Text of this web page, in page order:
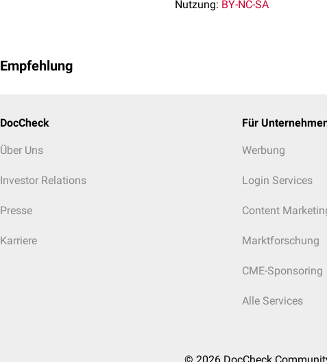
Nutzung: BY-NC-SA
Empfehlung
DocCheck
Über Uns
Investor Relations
Presse
Karriere
Für
Werbung
Login Services
Content
Marktforschung
CME-Sponsoring
Alle Services